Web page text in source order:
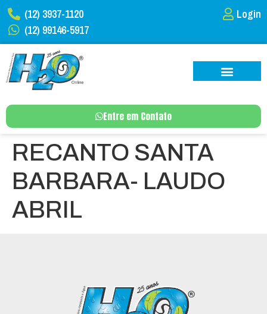
(12) 3937-1120
(12) 99146-5917
Login
Entre em Contato
RECANTO SANTA
BARBARA- LAUDO
ABRIL